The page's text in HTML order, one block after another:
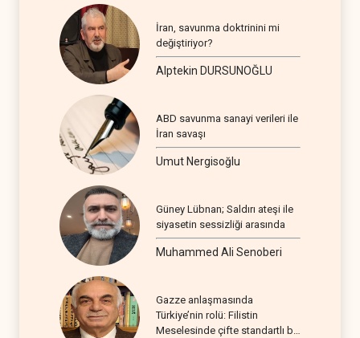
İran, savunma doktrinini mi
değiştiriyor?
Alptekin DURSUNOĞLU
ABD savunma sanayi verileri ile
İran savaşı
Umut Nergisoğlu
Güney Lübnan; Saldırı ateşi ile
siyasetin sessizliği arasında
Muhammed Ali Senoberi
Gazze anlaşmasında
Türkiye’nin rolü: Filistin
Meselesinde çifte standartlı bir